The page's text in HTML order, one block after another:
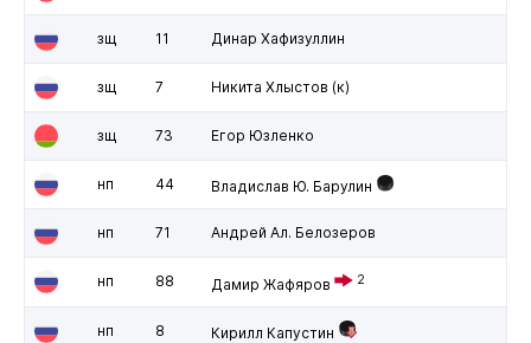
зщ 11 Динар Хафизуллин
зщ 7 Никита Хлыстов (к)
зщ 73 Егор Юзленко
нп 44 Владислав Ю. Барулин
нп 71 Андрей Ал. Белозеров
нп 88 Дамир Жафяров 2
нп 8 Кирилл Капустин